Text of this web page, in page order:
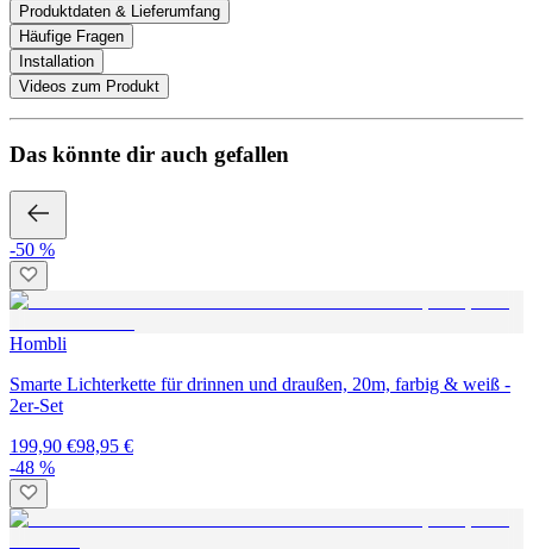
Produktdaten & Lieferumfang
Häufige Fragen
Installation
Videos zum Produkt
Das könnte dir auch gefallen
-50 %
Hombli
Smarte Lichterkette für drinnen und draußen, 20m, farbig & weiß -
2er-Set
199,90 €98,95 €
-48 %